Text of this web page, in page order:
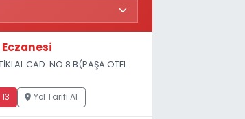
CAD. NO:8 B(PAŞA OTEL
Yol Tarifi Al